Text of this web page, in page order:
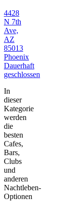
4428
N 7th
Ave,
AZ
85013
Phoenix
Dauerhaft
geschlossen
In
dieser
Kategorie
werden
die
besten
Cafes,
Bars,
Clubs
und
anderen
Nachtleben-
Optionen